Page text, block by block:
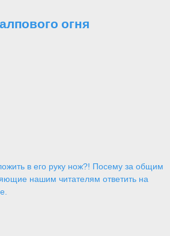
огня
в его руку нож?! Посему за общим
нашим читателям ответить на